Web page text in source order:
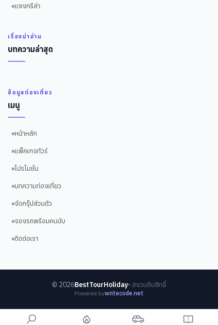
แซงกรีล่า
เรื่องน่าอ่าน
บทความล่าสุด
ข้อมูลท่องเที่ยว
เมนู
หน้าหลัก
แพ็คเกจทัวร์
โปรโมชั่น
บทความท่องเที่ยว
จัดกรุ๊ปส่วนตัว
จองรถพร้อมคนขับ
ติดต่อเรา
© 2026BestTourHoliday• สงวนลิขสิทธิ์
Powered bywritecode.net